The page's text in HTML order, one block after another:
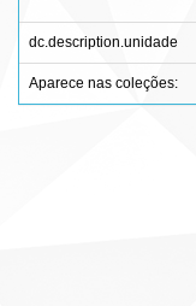
dc.description.unidade
Aparece nas coleções: